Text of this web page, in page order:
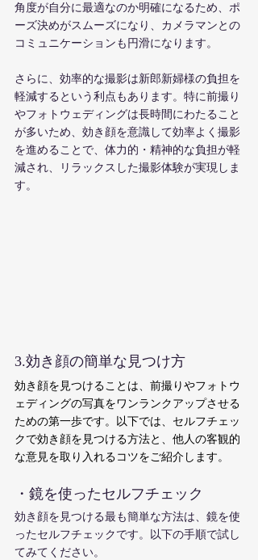
角度が自分に最適なのか明確になるため、ポ
ーズ決めがスムーズになり、カメラマンとの
コミュニケーションも円滑になります。
さらに、効率的な撮影は新郎新婦様の負担を
軽減するという利点もあります。特に前撮り
やフォトウェディングは長時間にわたること
が多いため、効き顔を意識して効率よく撮影
を進めることで、体力的・精神的な負担が軽
減され、リラックスした撮影体験が実現しま
す。
3.効き顔の簡単な見つけ方
効き顔を見つけることは、前撮りやフォトウ
ェディングの写真をワンランクアップさせる
ための第一歩です。以下では、セルフチェッ
クで効き顔を見つける方法と、他人の客観的
な意見を取り入れるコツをご紹介します。
・鏡を使ったセルフチェック
効き顔を見つける最も簡単な方法は、鏡を使
ったセルフチェックです。以下の手順で試し
てみてください。